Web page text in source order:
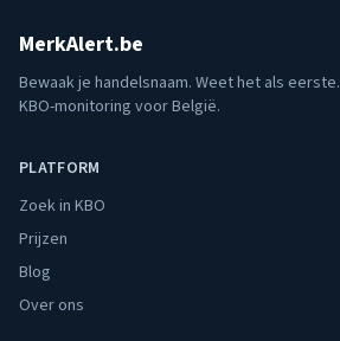
MerkAlert.be
Bewaak je handelsnaam. Weet het als eerste.
KBO-monitoring voor België.
PLATFORM
Zoek in KBO
Prijzen
Blog
Over ons